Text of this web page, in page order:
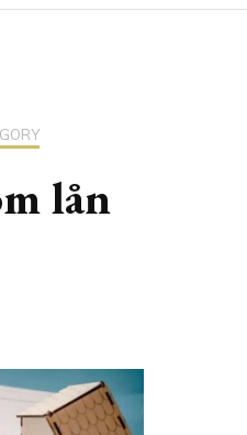
lån